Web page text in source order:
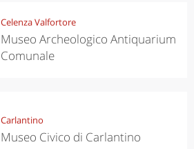
Celenza Valfortore
Museo Archeologico Antiquarium
Comunale
Carlantino
Museo Civico di Carlantino